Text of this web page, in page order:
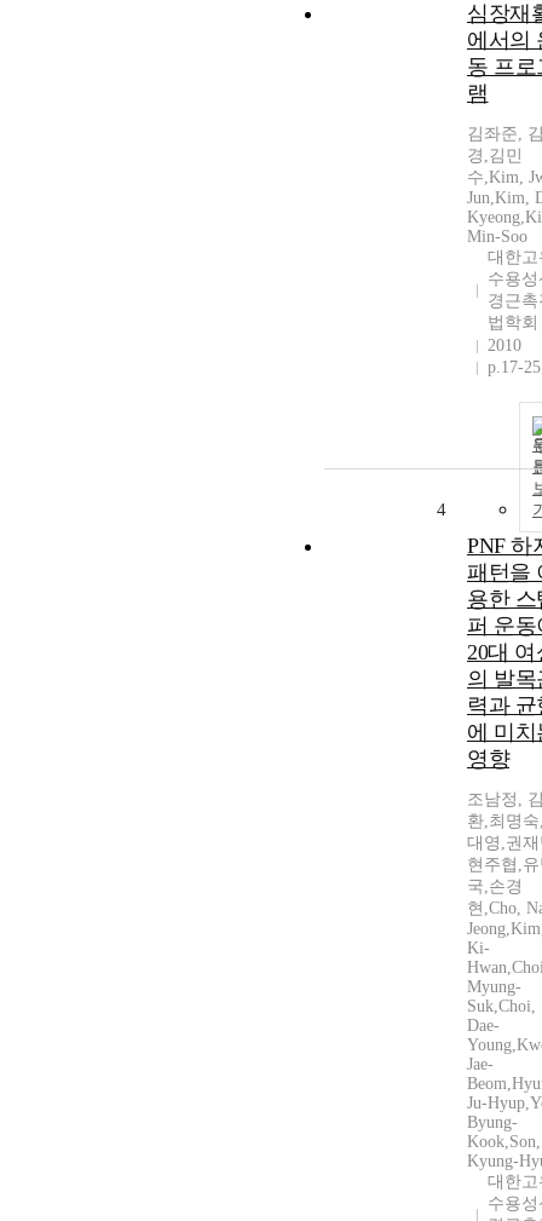
심장재
에서의
동 프로
램
김좌준,
경,김민
수,Kim,
Jun,Kim,
Min-Soo
대한고
수용성
경근촉
법학회
2010
p.17-25
4
PNF 하
패턴을
용한 스
퍼 운동
20대 여
의 발목
력과 균
에 미치
영향
조남정,
환,최명
대영,권
현주협,
국,손경
현,Cho,
Ki-
Myung-
Suk,Choi,
Dae-
Jae-
Ju-
Byung-
Kook,Son,
Kyung-
대한고
수용성